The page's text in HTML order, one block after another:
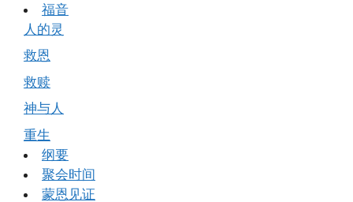
福音
人的灵
救恩
救赎
神与人
重生
纲要
聚会时间
蒙恩见证